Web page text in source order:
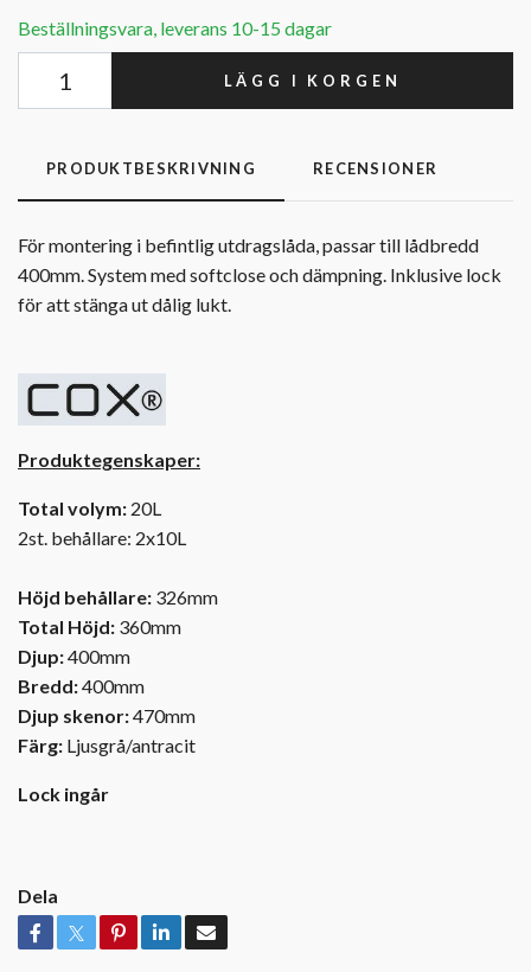
Beställningsvara, leverans 10-15 dagar
LÄGG I KORGEN
PRODUKTBESKRIVNING RECENSIONER
För montering i befintlig utdragslåda, passar till lådbredd
400mm. System med softclose och dämpning. Inklusive lock
för att stänga ut dålig lukt.
Produktegenskaper:
Total volym: 20L
2st. behållare: 2x10L
Höjd behållare: 326mm
Total Höjd: 360mm
Djup:400mm
Bredd:400mm
Djup skenor:470mm
Färg: Ljusgrå/antracit
Lock ingår
Dela